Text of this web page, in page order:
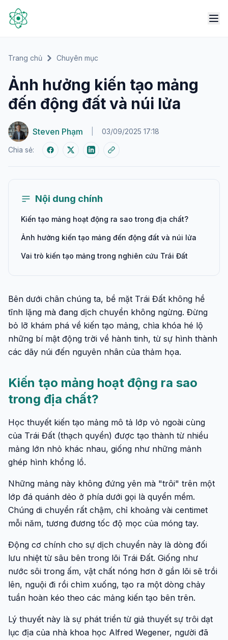
Trang chủ Chuyên mục
Ảnh hưởng kiến tạo mảng
đến động đất và núi lửa
Steven Phạm 03/09/2025 17:18
Chia sẻ:
Nội dung chính
Kiến tạo mảng hoạt động ra sao trong địa chất?
Ảnh hưởng kiến tạo mảng đến động đất và núi lửa
Vai trò kiến tạo mảng trong nghiên cứu Trái Đất
Bên dưới chân chúng ta, bề mặt Trái Đất không hề
tĩnh lặng mà đang dịch chuyển không ngừng. Đừng
bỏ lỡ khám phá về kiến tạo mảng, chìa khóa hé lộ
những bí mật động trời về hành tinh, từ sự hình thành
các dãy núi đến nguyên nhân của thảm họa.
Kiến tạo mảng hoạt động ra sao
trong địa chất?
Học thuyết kiến tạo mảng mô tả lớp vỏ ngoài cùng
của Trái Đất (thạch quyển) được tạo thành từ nhiều
mảng lớn nhỏ khác nhau, giống như những mảnh
ghép hình khổng lồ.
Những mảng này không đứng yên mà "trôi" trên một
lớp đá quánh dẻo ở phía dưới gọi là quyển mềm.
Chúng di chuyển rất chậm, chỉ khoảng vài centimet
mỗi năm, tương đương tốc độ mọc của móng tay.
Động cơ chính cho sự dịch chuyển này là dòng đối
lưu nhiệt từ sâu bên trong lõi Trái Đất. Giống như
nước sôi trong ấm, vật chất nóng hơn ở gần lõi sẽ trồi
lên, nguội đi rồi chìm xuống, tạo ra một dòng chảy
tuần hoàn kéo theo các mảng kiến tạo bên trên.
Lý thuyết này là sự phát triển từ giả thuyết sự trôi dạt
lục địa của nhà khoa học Alfred Wegener, người đã